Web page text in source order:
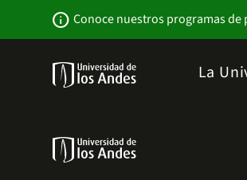
info Conoce nuestros programas
La